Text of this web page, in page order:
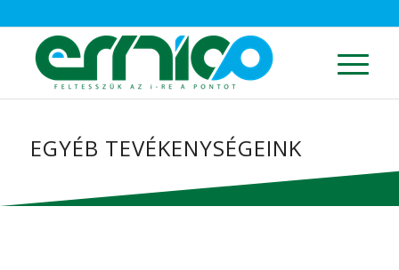
EGYÉB TEVÉKENYSÉGEINK